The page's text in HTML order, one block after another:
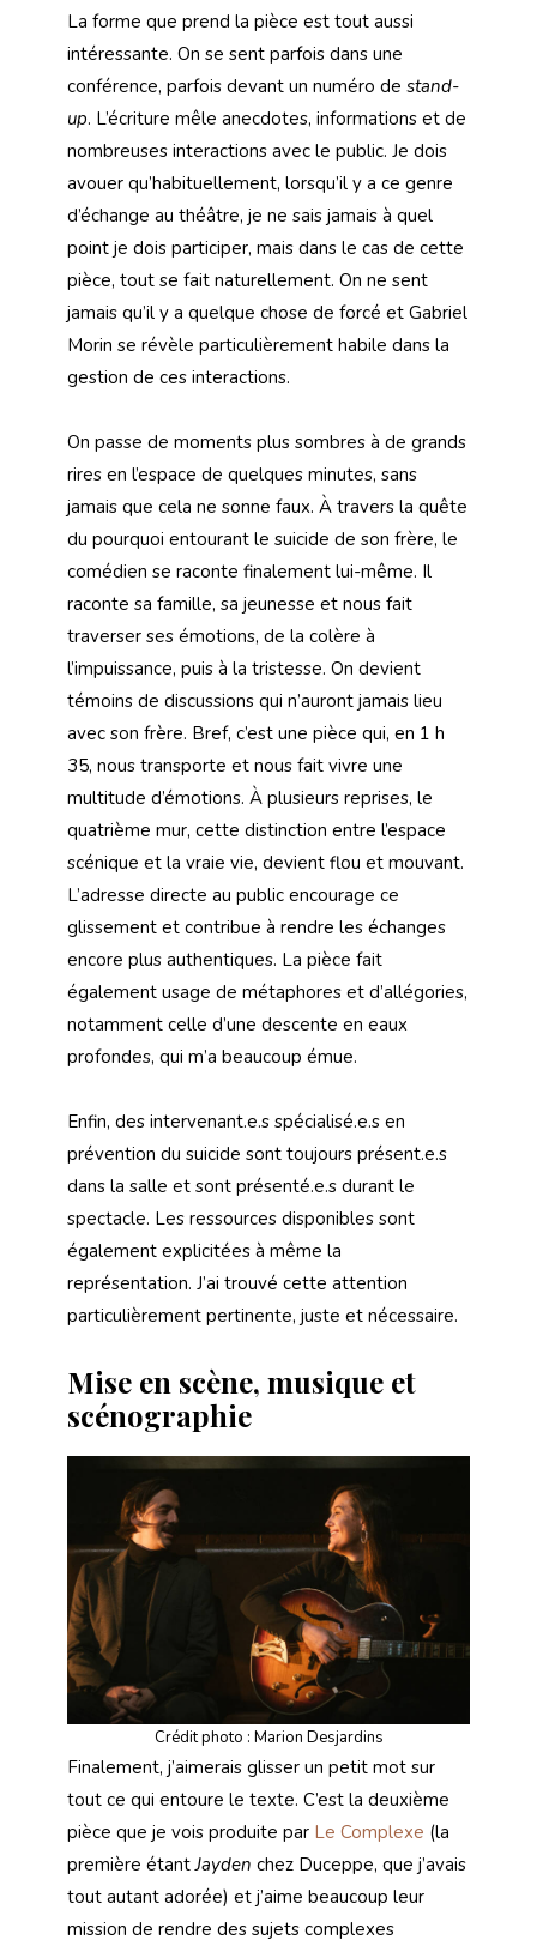
La forme que prend la pièce est tout aussi
intéressante. On se sent parfois dans une
conférence, parfois devant un numéro de stand-
up. L’écriture mêle anecdotes, informations et de
nombreuses interactions avec le public. Je dois
avouer qu’habituellement, lorsqu’il y a ce genre
d’échange au théâtre, je ne sais jamais à quel
point je dois participer, mais dans le cas de cette
pièce, tout se fait naturellement. On ne sent
jamais qu’il y a quelque chose de forcé et Gabriel
Morin se révèle particulièrement habile dans la
gestion de ces interactions.
On passe de moments plus sombres à de grands
rires en l’espace de quelques minutes, sans
jamais que cela ne sonne faux. À travers la quête
du pourquoi entourant le suicide de son frère, le
comédien se raconte finalement lui-même. Il
raconte sa famille, sa jeunesse et nous fait
traverser ses émotions, de la colère à
l’impuissance, puis à la tristesse. On devient
témoins de discussions qui n’auront jamais lieu
avec son frère. Bref, c’est une pièce qui, en 1 h
35, nous transporte et nous fait vivre une
multitude d’émotions. À plusieurs reprises, le
quatrième mur, cette distinction entre l’espace
scénique et la vraie vie, devient flou et mouvant.
L’adresse directe au public encourage ce
glissement et contribue à rendre les échanges
encore plus authentiques. La pièce fait
également usage de métaphores et d’allégories,
notamment celle d’une descente en eaux
profondes, qui m’a beaucoup émue.
Enfin, des intervenant.e.s spécialisé.e.s en
prévention du suicide sont toujours présent.e.s
dans la salle et sont présenté.e.s durant le
spectacle. Les ressources disponibles sont
également explicitées à même la
représentation. J’ai trouvé cette attention
particulièrement pertinente, juste et nécessaire.
Mise en scène, musique et
scénographie
Crédit photo : Marion Desjardins
Finalement, j’aimerais glisser un petit mot sur
tout ce qui entoure le texte. C’est la deuxième
pièce que je vois produite par Le Complexe (la
première étantJayden chez Duceppe, que j’avais
tout autant adorée) et j’aime beaucoup leur
mission de rendre des sujets complexes